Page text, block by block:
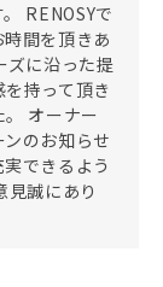
RENOSYで
間を頂きあ
ズに沿った提
持って頂き
オーナー
のお知らせ
できるよう
見誠にあり